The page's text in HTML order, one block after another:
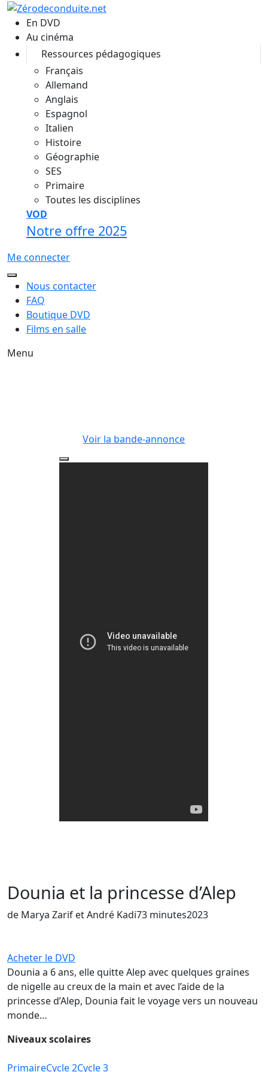
Aller au contenu principal
En DVD
Au cinéma
Ressources pédagogiques
Français
Allemand
Anglais
Espagnol
Italien
Histoire
Géographie
SES
Primaire
Toutes les disciplines
VOD
Notre offre 2025
Me connecter
Nous contacter
FAQ
Boutique DVD
Films en salle
Menu
Voir la bande-annonce
Dounia et la princesse d’Alep
de Marya Zarif et André Kadi73 minutes2023
Acheter le DVD
Dounia a 6 ans, elle quitte Alep avec quelques graines
de nigelle au creux de la main et avec l’aide de la
princesse d’Alep, Dounia fait le voyage vers un nouveau
monde…
Niveaux scolaires
PrimaireCycle 2Cycle 3